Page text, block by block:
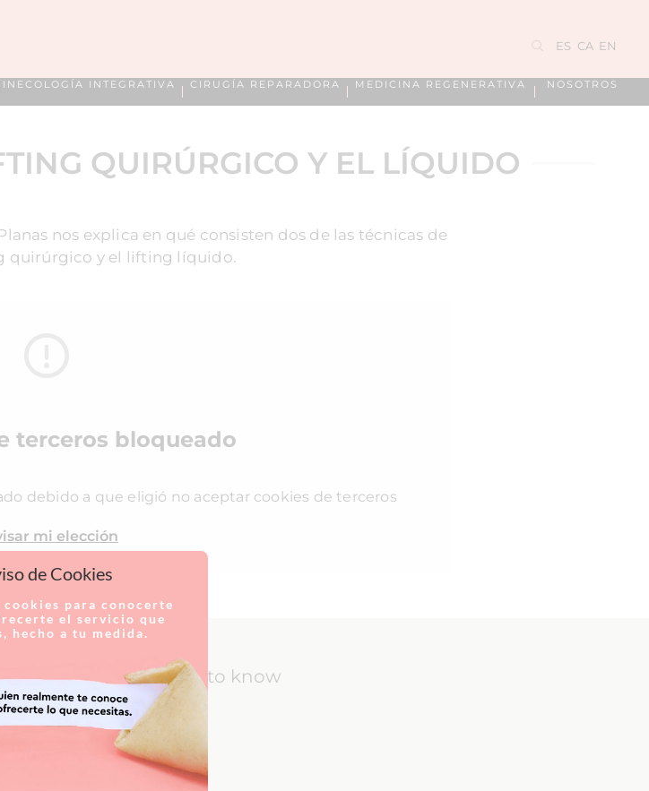
ES CA EN
INTEGRATIVA CIRUGÍA REPARADORA MEDICINA REGENERATIVA NOSOTROS
QUIRÚRGICO Y EL LÍQUIDO
nos explica en qué consisten dos de las técnicas de
quirúrgico y el lifting líquido.
terceros bloqueado
debido a que eligió no aceptar cookies de terceros
mi elección
everything you need to know
de Cookies
cookies para conocerte
el servicio que
hecho a tu medida.